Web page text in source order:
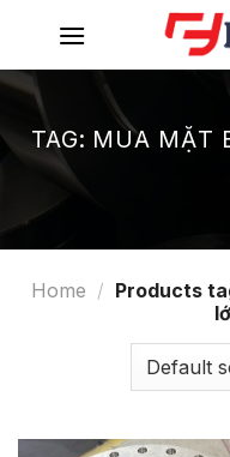
content
TAG: MUA MẶT
Home / Products